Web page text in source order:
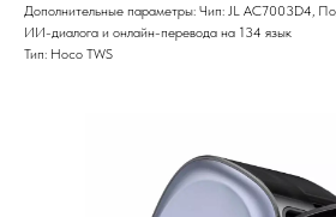
Дополнительные параметры: Чип: JL AC7003D4,
ИИ-диалога и онлайн-перевода на 134 язык
Тип: Hoco TWS